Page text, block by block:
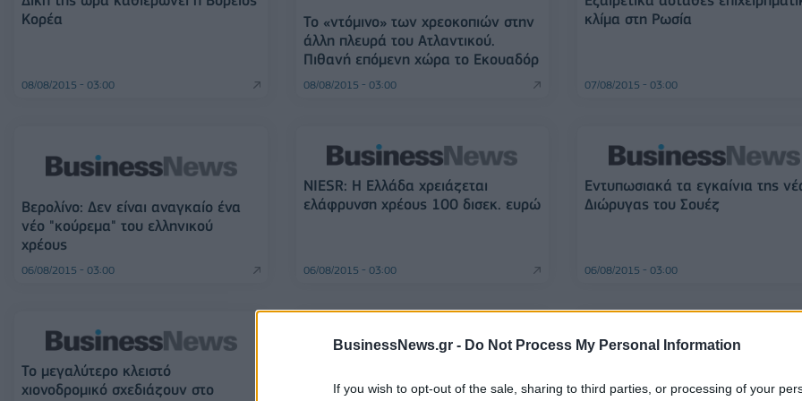
BusinessNews.gr - Do Not Process My Personal Information
If you wish to opt-out of the sale, sharing to third parties, or processing of your
Κορέα
08/08/2015 - 03:00
Το «ντόμινο» των χρεοκοπιών στην
άλλη πλευρά του Ατλαντικού.
Πιθανή επόμενη χώρα το Εκουαδόρ
08/08/2015 - 03:00
κλίμα στη Ρωσία
07/08/2015 - 03:00
Βερολίνο: Δεν είναι αναγκαίο ένα
νέο "κούρεμα" του ελληνικού
χρέους
06/08/2015 - 03:00
NIESR: Η Ελλάδα χρειάζεται
ελάφρυνση χρέους 100 δισεκ. ευρώ
06/08/2015 - 03:00
Εντυπωσιακά τα εγκαίνια της
Διώρυγας του Σουέζ
06/08/2015 - 03:00
Το μεγαλύτερο κλειστό
χιονοδρομικό σχεδιάζουν στο
Scotland
Fedex